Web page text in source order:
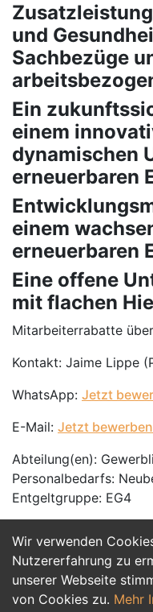
Wir verwenden
Nutzererfahrung zu
unserer Webseite
von Cookies zu. Mehr
und
Sachbezüge
Ein
einem
dynamischen
erneuerbaren
einem
erneuerbaren
Eine offene
mit flachen
Mitarbeiterrabatte
Kontakt: Jaime Lippe
WhatsApp: Jetzt
E-Mail: Jetzt
Abteilung(en):
Personalbedarfs:
Entgeltgruppe: EG4